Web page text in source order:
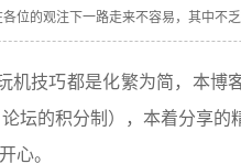
位的观注下一路走来不容易，其中不
机技巧都是化繁为简，本博
坛的积分制），本着分享的
心。